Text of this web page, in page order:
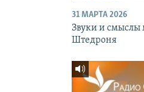
31 МАРТА 2026
Звуки и
Штедроня